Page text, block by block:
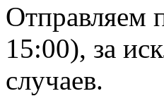
Отправляем
15:00), за
случаев.